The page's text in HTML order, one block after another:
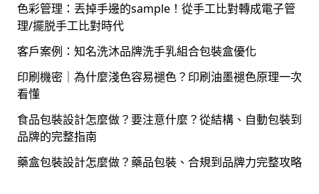
色彩管理：丟掉手邊的sample！從手工比對轉成電子管
理/擺脱手工比對時代
客戶案例：知名洗沐品牌洗手乳組合包裝盒優化
印刷機密｜為什麼淺色容易褪色？印刷油墨褪色原理一次
看懂
食品包裝設計怎麼做？要注意什麼？從結構、自動包裝到
品牌的完整指南
藥盒包裝設計怎麼做？藥品包裝、合規到品牌力完整攻略